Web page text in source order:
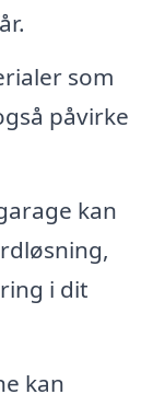
som
påvirke
kan
i dit
kan